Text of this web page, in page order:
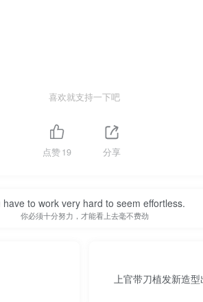
都有自己的局限一样。“我认为，一个
决于这个产品最初的产品框架，这个产
容器会爆炸。张南说。更多信息请下载
喜欢就支持一下吧
点赞19 分享
have to work very hard to seem effortless.
你必须十分努力，才能看上去毫不费劲
上官带刀植发新造